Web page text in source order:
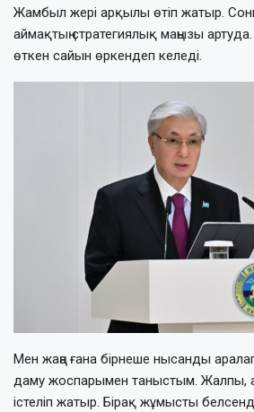
Жамбыл жері арқылы өтіп жатыр.
аймақтың стратегиялық маңызы
өткен сайын өркендеп келеді.
Мен жаңа ғана бірнеше нысанды
даму жоспарымен таныстым.
істеліп жатыр. Бірақ жұмысты